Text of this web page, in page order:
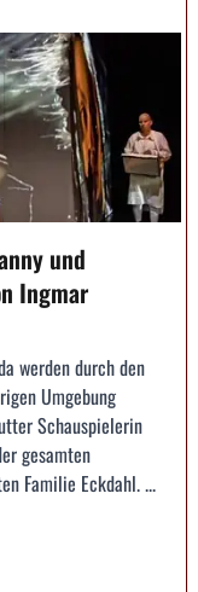
und
Ingmar
werden durch den
Umgebung
Schauspielerin
gesamten
Familie Eckdahl. ...